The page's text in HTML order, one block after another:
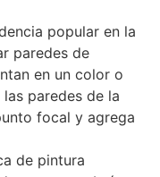
popular en la
paredes de
en un color o
paredes de la
focal y agrega
de pintura